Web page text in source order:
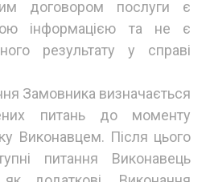
договором послуги є
інформацією та не є
результату у справі
Замовника визначається
питань до моменту
Виконавцем. Після цього
питання Виконавець